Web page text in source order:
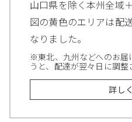
山口県を除く本州全域
図の黄色のエリアは配
なりました。
※東北、九州などへのお届
うと、配達が翌々日に調整
詳し